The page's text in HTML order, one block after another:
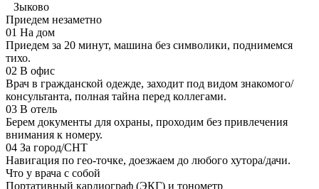
Зыково
Приедем незаметно
01 На дом
Приедем за 20 минут, машина без символики, поднимемся
тихо.
02 В офис
Врач в гражданской одежде, заходит под видом знакомого/
консультанта, полная тайна перед коллегами.
03 В отель
Берем документы для охраны, проходим без привлечения
внимания к номеру.
04 За город/СНТ
Навигация по гео-точке, доезжаем до любого хутора/дачи.
Что у врача с собой
Портативный кардиограф (ЭКГ) и тонометр